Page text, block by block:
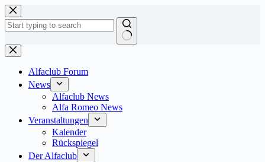
Zum
Inhalt
springen
Keine
Ergebnisse
Alfaclub Forum
News
Alfaclub News
Alfa Romeo News
Veranstaltungen
Kalender
Rückspiegel
Der Alfaclub